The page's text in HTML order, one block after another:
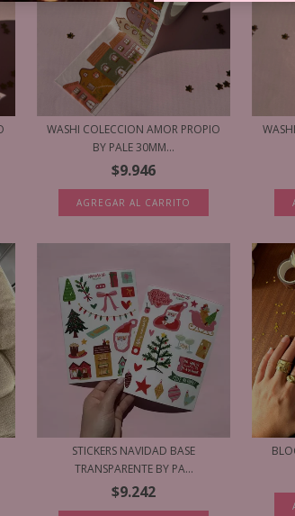
WASHI COLECCION AMOR PROPIO
BY PALE 30MM...
$9.946
AGREGAR AL CARRITO
STICKERS NAVIDAD BASE
TRANSPARENTE BY PA...
$9.242